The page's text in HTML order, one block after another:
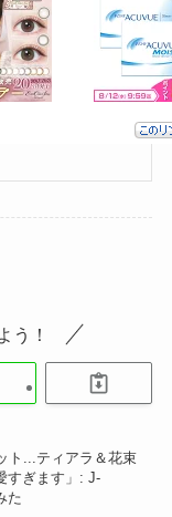
う！
ト...ティアラ＆花束
すぎます」: J-
た